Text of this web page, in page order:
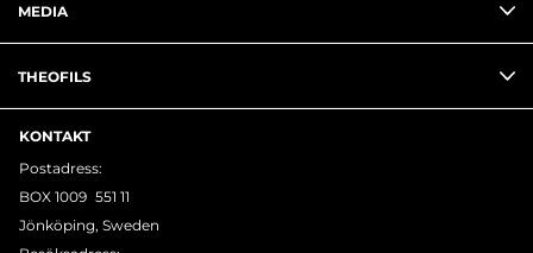
MEDIA
THEOFILS
KONTAKT
Postadress:
BOX 1009 551 11
Jönköping, Sweden